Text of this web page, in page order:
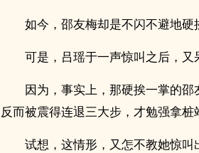
如今，邵友梅却是不闪不避地硬
可是，吕瑶于一声惊叫之后，又
因为，事实上，那硬挨一掌的
反而被震得连退三大步，才勉强拿桩
试想，这情形，又怎不教她惊叫